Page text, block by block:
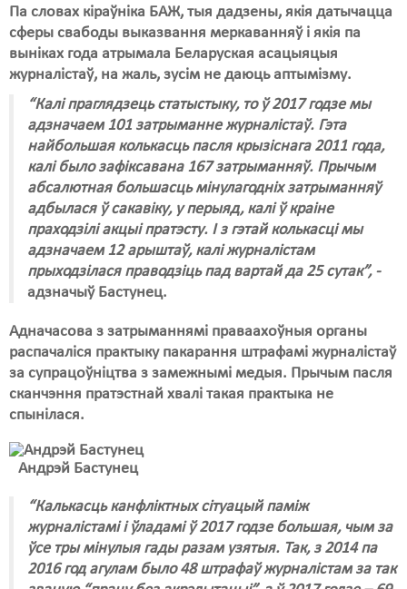
Па словах кіраўніка БАЖ, тыя дадзены, якія датычацца
сферы свабоды выказвання меркаванняў і якія па
выніках года атрымала Беларуская асацыяцыя
журналістаў, на жаль, зусім не даюць аптымізму.
“Калі праглядзець статыстыку, то ў 2017 годзе мы
адзначаем 101 затрыманне журналістаў. Гэта
найбольшая колькасць пасля крызіснага 2011 года,
калі было зафіксавана 167 затрыманняў. Прычым
абсалютная большасць мінулагодніх затрыманняў
адбылася ў сакавіку, у перыяд, калі ў краіне
праходзілі акцыі пратэсту. І з гэтай колькасці мы
адзначаем 12 арыштаў, калі журналістам
прыходзілася праводзіць пад вартай да 25 сутак”, -
адзначыў Бастунец.
Адначасова з затрыманнямі праваахоўныя органы
распачаліся практыку пакарання штрафамі журналістаў
за супрацоўніцтва з замежнымі медыя. Прычым пасля
сканчэння пратэстнай хвалі такая практыка не
спынілася.
Андрэй Бастунец
“Калькасць канфліктных сітуацый паміж
журналістамі і ўладамі ў 2017 годзе большая, чым за
ўсе тры мінулыя гады разам узятыя. Так, з 2014 па
2016 год агулам было 48 штрафаў журналістам за так
Праваабаронцы
Правы дзіцяці
Пэнітэнцыярная сыстэма
Распальваньне варожасьці
Рознае
Свабода слова
Свабода сумленьня
Суд
Экалёгія
Правы працоўных